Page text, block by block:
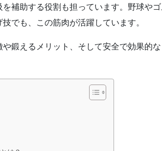
補助する役割も担っています。野球や
でも、この筋肉が活躍しています。
鍛えるメリット、そして安全で効果的